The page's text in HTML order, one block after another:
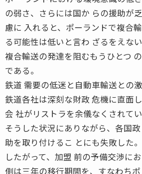
の弱さ、さらには国か らの援助が
慮に 入れると、ポーランドで複合
る可能性は低いと言わ ざるをえない
複合輸送の発達を阻むもうひとつ
である。
鉄道 需要の低迷と自動車輸送との
鉄道各社は深刻な財政 危機に直面
会 社がリストラを余儀なくされてい
そうした状況にありながら、各国
助を取り付けるこ とにも失敗した。
したがって、加盟 前の予備交渉に
側は三年の移行期間を、すなわち